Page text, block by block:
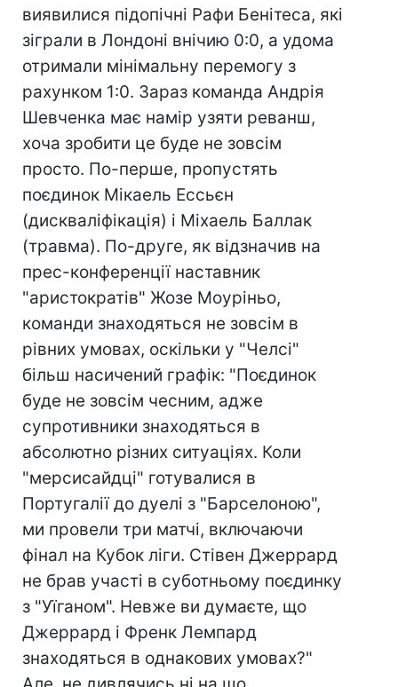
виявилися підопічні Рафи Бенітеса, які
зіграли в Лондоні внічию 0:0, а удома
отримали мінімальну перемогу з
рахунком 1:0. Зараз команда Андрія
Шевченка має намір узяти реванш,
хоча зробити це буде не зовсім
просто. По-перше, пропустять
поєдинок Мікаель Ессьєн
(дискваліфікація) і Міхаель Баллак
(травма). По-друге, як відзначив на
прес-конференції наставник
"аристократів" Жозе Моуріньо,
команди знаходяться не зовсім в
рівних умовах, оскільки у "Челсі"
більш насичений графік: "Поєдинок
буде не зовсім чесним, адже
супротивники знаходяться в
абсолютно різних ситуаціях. Коли
"мерсисайдці" готувалися в
Португалії до дуелі з "Барселоною",
ми провели три матчі, включаючи
фінал на Кубок ліги. Стівен Джеррард
не брав участі в суботньому поєдинку
з "Уїганом". Невже ви думаєте, що
Джеррард і Френк Лемпард
знаходяться в однакових умовах?"